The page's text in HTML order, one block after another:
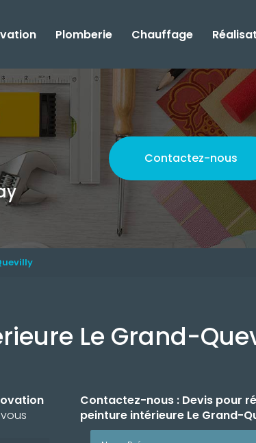
Plomberie Chauffage
Contactez-nous
Le Grand-
Contactez-nous : Devis pour
peinture intérieure Le Grand-